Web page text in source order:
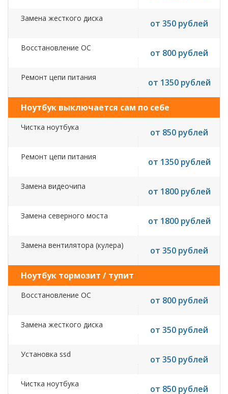
Замена жесткого диска от 350 рублей
Восстановление ОС от 800 рублей
Ремонт цепи питания от 1350 рублей
Ноутбук выключается сам по себе
Чистка ноутбука от 850 рублей
Ремонт цепи питания от 1350 рублей
Замена видеочипа от 1800 рублей
Замена северного моста от 1800 рублей
Замена вентилятора (кулера) от 350 рублей
Ноутбук тормозит / тупит
Восстановление ОС от 800 рублей
Замена жесткого диска от 350 рублей
Установка ssd от 350 рублей
Чистка ноутбука от 850 рублей